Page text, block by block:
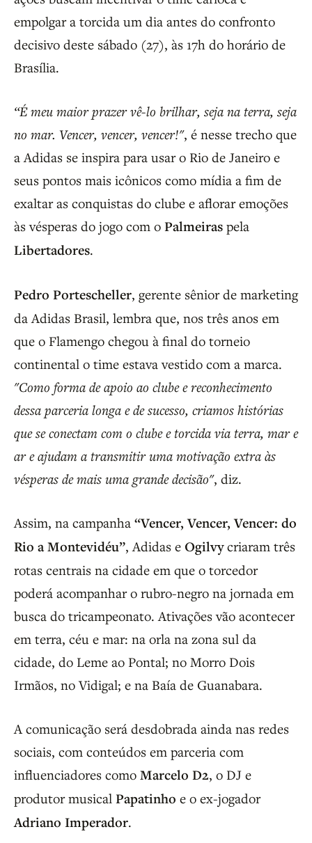
empolgar a torcida um dia antes do confronto
decisivo deste sábado (27), às 17h do horário de
Brasília.
“É meu maior prazer vê-lo brilhar, seja na terra, seja
no mar. Vencer, vencer, vencer!", é nesse trecho que
a Adidas se inspira para usar o Rio de Janeiro e
seus pontos mais icônicos como mídia a fim de
exaltar as conquistas do clube e aflorar emoções
às vésperas do jogo com o Palmeiras pela
Libertadores.
Pedro Portescheller, gerente sênior de marketing
da Adidas Brasil, lembra que, nos três anos em
que o Flamengo chegou à final do torneio
continental o time estava vestido com a marca.
"Como forma de apoio ao clube e reconhecimento
dessa parceria longa e de sucesso, criamos histórias
que se conectam com o clube e torcida via terra, mar e
ar e ajudam a transmitir uma motivação extra às
vésperas de mais uma grande decisão", diz.
Assim, na campanha “Vencer, Vencer, Vencer: do
Rio a Montevidéu”, Adidas e Ogilvycriaram três
rotas centrais na cidade em que o torcedor
poderá acompanhar o rubro-negro na jornada em
busca do tricampeonato. Ativações vão acontecer
em terra, céu e mar: na orla na zona sul da
cidade, do Leme ao Pontal; no Morro Dois
Irmãos, no Vidigal; e na Baía de Guanabara.
A comunicação será desdobrada ainda nas redes
sociais, com conteúdos em parceria com
influenciadores como Marcelo D2, o DJ e
produtor musical Papatinho e o ex-jogador
Adriano Imperador.